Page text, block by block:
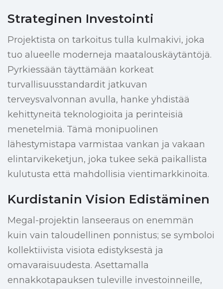
Strateginen Investointi
Projektista on tarkoitus tulla kulmakivi, joka
tuo alueelle moderneja maatalouskäytäntöjä.
Pyrkiessään täyttämään korkeat
turvallisuusstandardit jatkuvan
terveysvalvonnan avulla, hanke yhdistää
kehittyneitä teknologioita ja perinteisiä
menetelmiä. Tämä monipuolinen
lähestymistapa varmistaa vankan ja vakaan
elintarvikeketjun, joka tukee sekä paikallista
kulutusta että mahdollisia vientimarkkinoita.
Kurdistanin Vision Edistäminen
Megal-projektin lanseeraus on enemmän
kuin vain taloudellinen ponnistus; se symboloi
kollektiivista visiota edistyksestä ja
omavaraisuudesta. Asettamalla
ennakkotapauksen tuleville investoinneille,